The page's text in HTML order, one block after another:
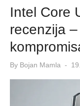
Intel Core
recenzija
By Bojan Mamla